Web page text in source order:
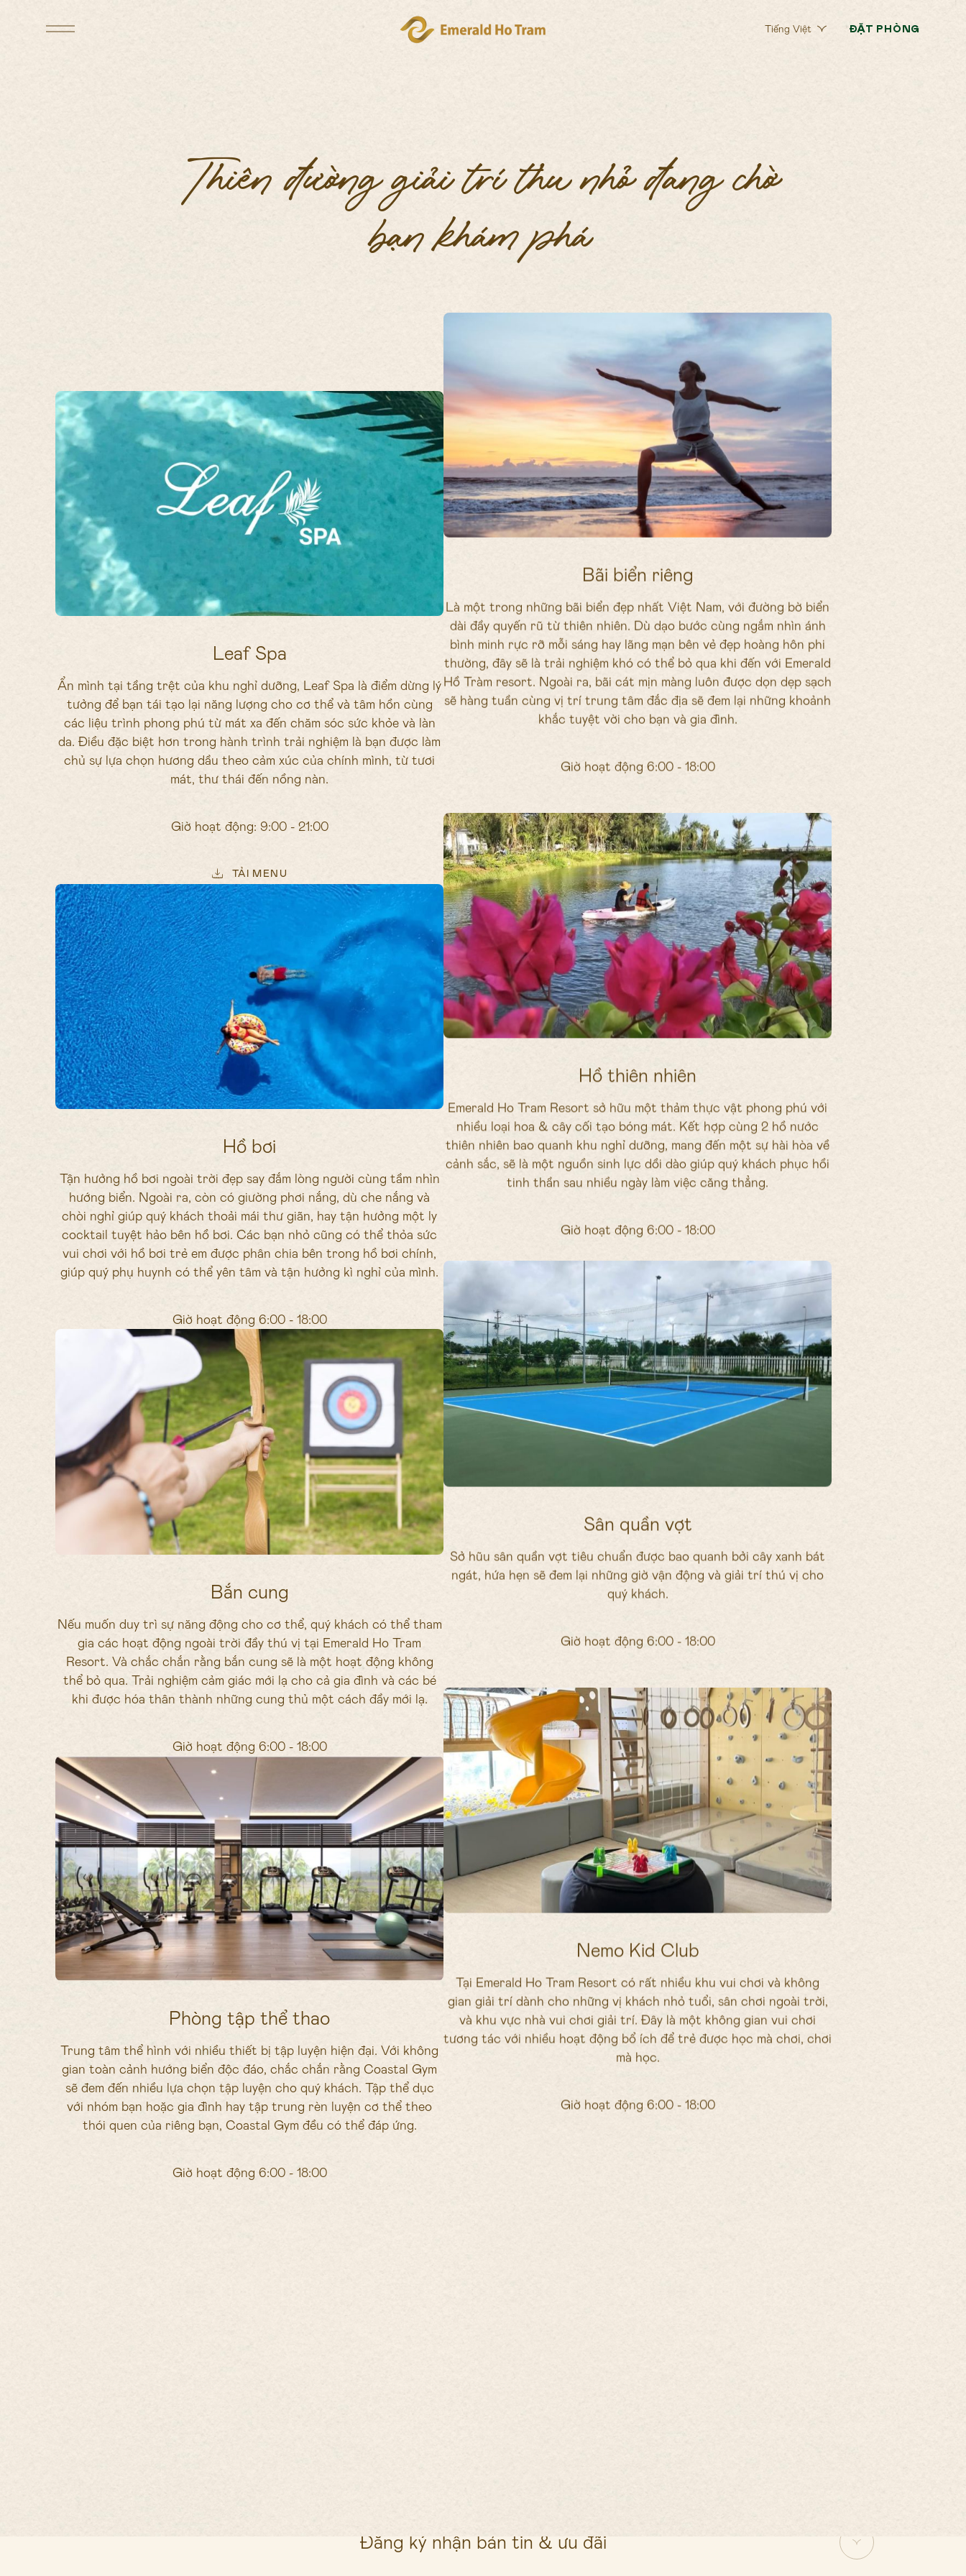
Tiếng Việt ĐẶT PHÒNG
Thiên đường giải trí thu nhỏ đang chờ
bạn khám phá
Leaf Spa
Ẩn mình tại tầng trệt của khu nghỉ dưỡng, Leaf Spa là điểm dừng lý
tưởng để bạn tái tạo lại năng lượng cho cơ thể và tâm hồn cùng
các liệu trình phong phú từ mát xa đến chăm sóc sức khỏe và làn
da. Điều đặc biệt hơn trong hành trình trải nghiệm là bạn được làm
chủ sự lựa chọn hương dầu theo cảm xúc của chính mình, từ tươi
mát, thư thái đến nồng nàn.
Giờ hoạt động: 9:00 - 21:00
TẢI MENU
Bãi biển riêng
Là một trong những bãi biển đẹp nhất Việt Nam, với đường bờ biển
dài đầy quyến rũ từ thiên nhiên. Dù dạo bước cùng ngắm nhìn ánh
bình minh rực rỡ mỗi sáng hay lãng mạn bên vẻ đẹp hoàng hôn phi
thường, đây sẽ là trải nghiệm khó có thể bỏ qua khi đến với Emerald
Hồ Tràm resort. Ngoài ra, bãi cát mịn màng luôn được dọn dẹp sạch
sẽ hàng tuần cùng vị trí trung tâm đắc địa sẽ đem lại những khoảnh
khắc tuyệt vời cho bạn và gia đình.
Giờ hoạt động 6:00 - 18:00
Hồ bơi
Tận hưởng hồ bơi ngoài trời đẹp say đắm lòng người cùng tầm nhìn
hướng biển. Ngoài ra, còn có giường phơi nắng, dù che nắng và
chòi nghỉ giúp quý khách thoải mái thư giãn, hay tận hưởng một ly
cocktail tuyệt hảo bên hồ bơi. Các bạn nhỏ cũng có thể thỏa sức
vui chơi với hồ bơi trẻ em được phân chia bên trong hồ bơi chính,
giúp quý phụ huynh có thể yên tâm và tận hưởng kì nghỉ của mình.
Giờ hoạt động 6:00 - 18:00
Hồ thiên nhiên
Emerald Ho Tram Resort sở hữu một thảm thực vật phong phú với
nhiều loại hoa & cây cối tạo bóng mát. Kết hợp cùng 2 hồ nước
thiên nhiên bao quanh khu nghỉ dưỡng, mang đến một sự hài hòa về
cảnh sắc, sẽ là một nguồn sinh lực dồi dào giúp quý khách phục hồi
tinh thần sau nhiều ngày làm việc căng thẳng.
Giờ hoạt động 6:00 - 18:00
Bắn cung
Nếu muốn duy trì sự năng động cho cơ thể, quý khách có thể tham
gia các hoạt động ngoài trời đầy thú vị tại Emerald Ho Tram
Resort. Và chắc chắn rằng bắn cung sẽ là một hoạt động không
thể bỏ qua. Trải nghiệm cảm giác mới lạ cho cả gia đình và các bé
khi được hóa thân thành những cung thủ một cách đầy mới lạ.
Giờ hoạt động 6:00 - 18:00
Sân quần vợt
Sở hũu sân quần vợt tiêu chuẩn được bao quanh bởi cây xanh bát
ngát, hứa hẹn sẽ đem lại những giờ vận động và giải trí thú vị cho
quý khách.
Giờ hoạt động 6:00 - 18:00
Phòng tập thể thao
Trung tâm thể hình với nhiều thiết bị tập luyện hiện đại. Với không
gian toàn cảnh hướng biển độc đáo, chắc chắn rằng Coastal Gym
sẽ đem đến nhiều lựa chọn tập luyện cho quý khách. Tập thể dục
với nhóm bạn hoặc gia đình hay tập trung rèn luyện cơ thể theo
thói quen của riêng bạn, Coastal Gym đều có thể đáp ứng.
Giờ hoạt động 6:00 - 18:00
Nemo Kid Club
Tại Emerald Ho Tram Resort có rất nhiều khu vui chơi và không
gian giải trí dành cho những vị khách nhỏ tuổi, sân chơi ngoài trời,
và khu vực nhà vui chơi giải trí. Đây là một không gian vui chơi
tương tác với nhiều hoạt động bổ ích để trẻ được học mà chơi, chơi
mà học.
Giờ hoạt động 6:00 - 18:00
Đăng ký nhận bản tin & ưu đãi